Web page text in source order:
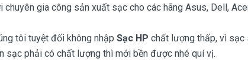
chuyên gia công sản xuất sạc cho các hãng Asus, Dell,
tôi tuyệt đối không nhập Sạc HP chất lượng thấp, vì sạc
sạc phải có chất lượng thì mới bền được nhé quí vị.